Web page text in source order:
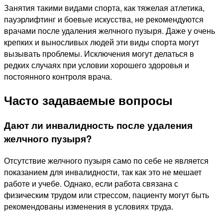
Занятия такими видами спорта, как тяжелая атлетика,
пауэрлифтинг и боевые искусства, не рекомендуются
врачами после удаления желчного пузыря. Даже у очень
крепких и выносливых людей эти виды спорта могут
вызывать проблемы. Исключения могут делаться в
редких случаях при условии хорошего здоровья и
постоянного контроля врача.
Часто задаваемые вопросы
Дают ли инвалидность после удаления
желчного пузыря?
Отсутствие желчного пузыря само по себе не является
показанием для инвалидности, так как это не мешает
работе и учебе. Однако, если работа связана с
физическим трудом или стрессом, пациенту могут быть
рекомендованы изменения в условиях труда.